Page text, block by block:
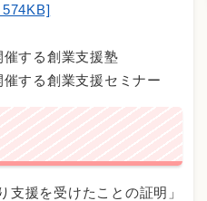
する創業支援塾
する創業支援セミナー
支援を受けたことの証明」